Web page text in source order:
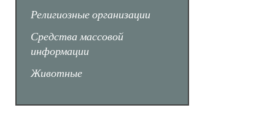
Религиозные организации
Средства массовой
информации
Животные